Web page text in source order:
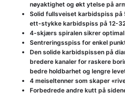
nøyaktighet og økt ytelse på
Solid fullsveiset karbidspiss
ett-stykke karbidspiss på 12-
4-skjærs spiralen sikrer
Sentreringsspiss for enkel
Den solide karbidspissen på
bredere kanaler for raskere
bedre holdbarhet og lengre
4 meiseltenner som skaper
Forbedrede andre kutt på